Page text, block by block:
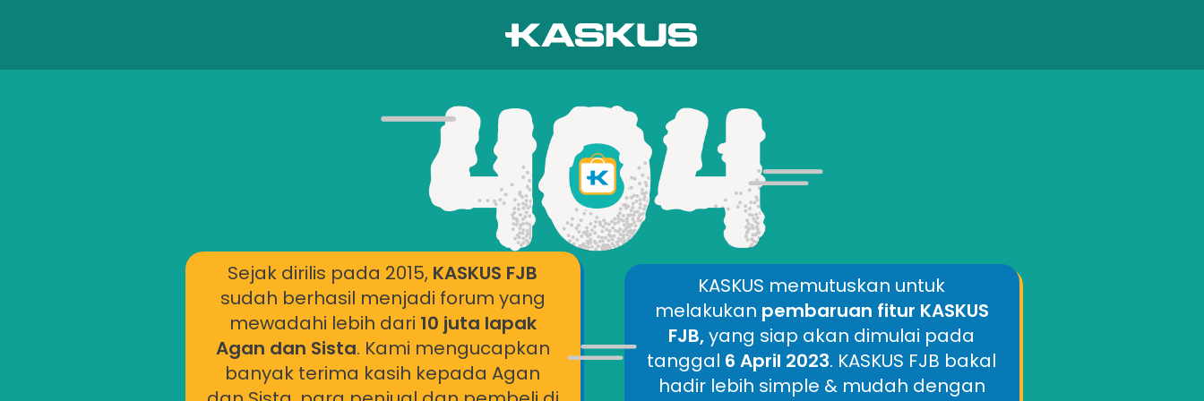
Sejak dirilis pada 2015, KASKUS FJB
sudah berhasil menjadi forum yang
mewadahi lebih dari 10 juta lapak
Agan dan Sista. Kami mengucapkan
banyak terima kasih kepada Agan
KASKUS memutuskan untuk
melakukan pembaruan fitur KASKUS
FJB,yang siap akan dimulai pada
tanggal 6 April 2023. KASKUS FJB bakal
hadir lebih simple & mudah dengan